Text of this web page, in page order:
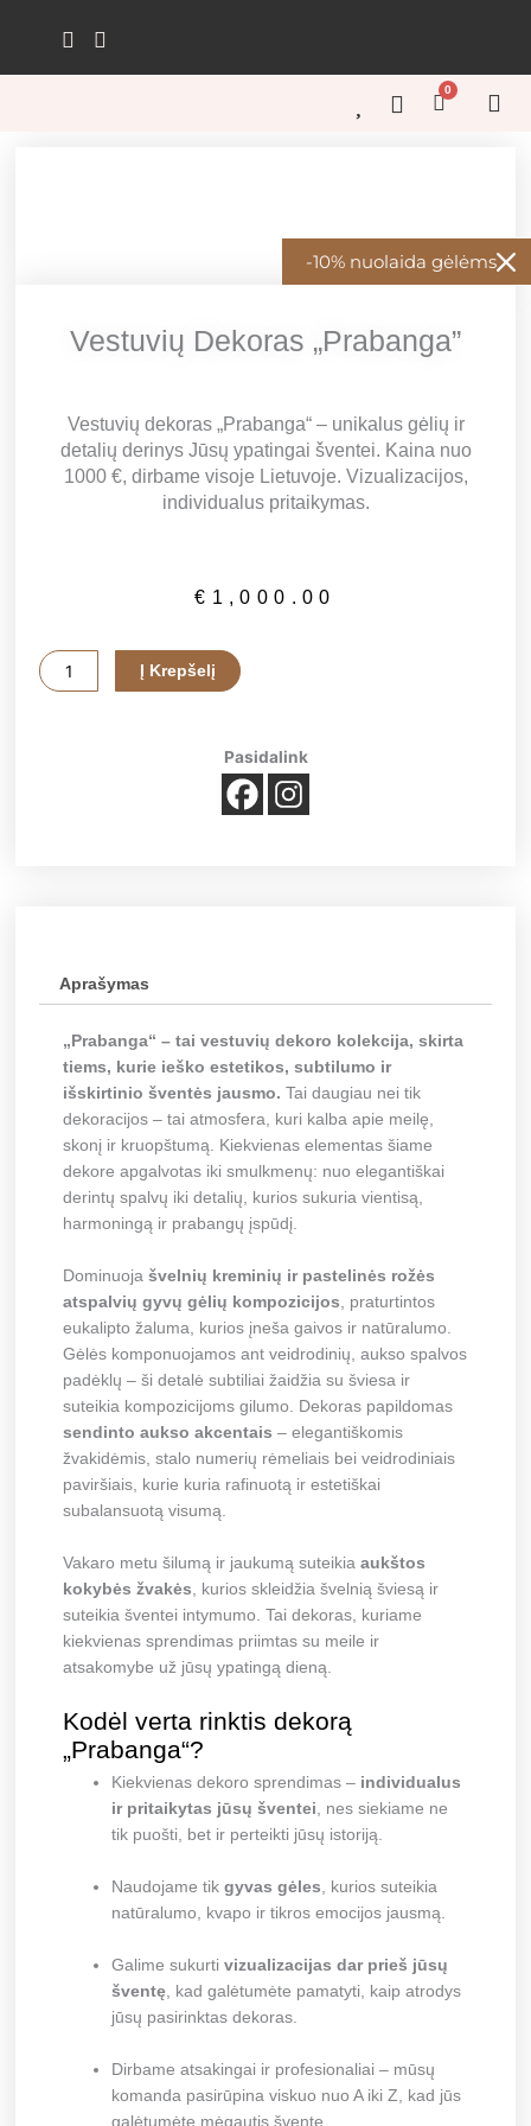
0
Cart
Vestuvių Dekoras „Prabanga”
Vestuvių dekoras „Prabanga“ – unikalus gėlių ir
detalių derinys Jūsų ypatingai šventei. Kaina nuo
1000 €, dirbame visoje Lietuvoje. Vizualizacijos,
individualus pritaikymas.
€ 1,000.00
produkto
kiekis:
Į Krepšelį
Pasidalink
Aprašymas
„Prabanga“ – tai vestuvių dekoro kolekcija, skirta
tiems, kurie ieško estetikos, subtilumo ir
išskirtinio šventės jausmo. Tai daugiau nei tik
dekoracijos – tai atmosfera, kuri kalba apie meilę,
skonį ir kruopštumą. Kiekvienas elementas šiame
dekore apgalvotas iki smulkmenų: nuo elegantiškai
derintų spalvų iki detalių, kurios sukuria vientisą,
harmoningą ir prabangų įspūdį.
Dominuojašvelnių kreminių ir pastelinės rožės
atspalvių gyvų gėlių kompozicijos , praturtintos
eukalipto žaluma, kurios įneša gaivos ir natūralumo.
Gėlės komponuojamos ant veidrodinių, aukso spalvos
padėklų – ši detalė subtiliai žaidžia su šviesa ir
suteikia kompozicijoms gilumo. Dekoras papildomas
sendinto aukso akcentais – elegantiškomis
žvakidėmis, stalo numerių rėmeliais bei veidrodiniais
paviršiais, kurie kuria rafinuotą ir estetiškai
subalansuotą visumą.
Vakaro metu šilumą ir jaukumą suteikiaaukštos
kokybės žvakės , kurios skleidžia švelnią šviesą ir
suteikia šventei intymumo. Tai dekoras, kuriame
kiekvienas sprendimas priimtas su meile ir
atsakomybe už jūsų ypatingą dieną.
Kodėl verta rinktis dekorą
„Prabanga“?
Kiekvienas dekoro sprendimas – individualus
ir pritaikytas jūsų šventei, nes siekiame ne
tik puošti, bet ir perteikti jūsų istoriją.
Naudojame tikgyvas gėles, kurios suteikia
natūralumo, kvapo ir tikros emocijos jausmą.
Galime sukurtivizualizacijas dar prieš jūsų
šventę, kad galėtumėte pamatyti, kaip atrodys
jūsų pasirinktas dekoras.
Dirbame atsakingai ir profesionaliai – mūsų
komanda pasirūpina viskuo nuo A iki Z, kad jūs
galėtumėte mėgautis švente.
-10% nuolaida gėlėms